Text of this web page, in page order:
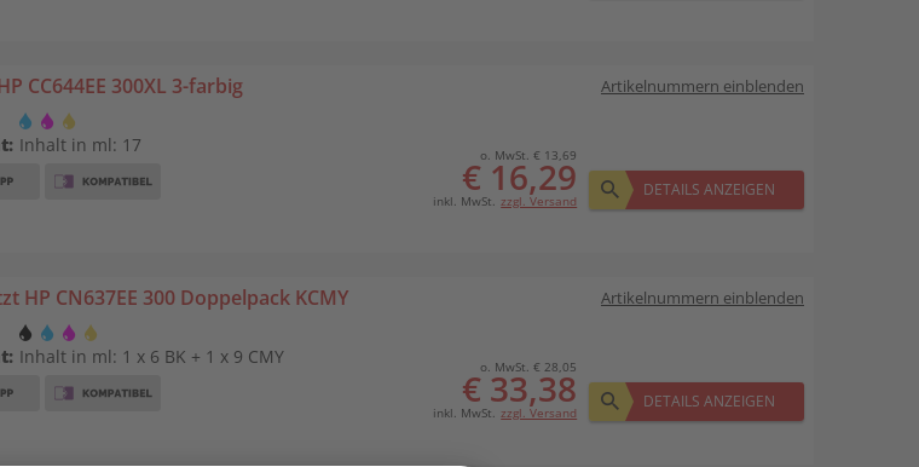
CC644EE 300XL 3-farbig Artikelnummern einblenden
Inhalt in ml: 17 o. MwSt. € 13,69
€ 16,29
inkl. MwSt. zzgl. Versand
DETAILS ANZEIGEN
HP CN637EE 300 Doppelpack KCMY Artikelnummern einblenden
Inhalt in ml: 1 x 6 BK + 1 x 9 CMY o. MwSt. € 28,05
€ 33,38
inkl. MwSt. zzgl. Versand
DETAILS ANZEIGEN